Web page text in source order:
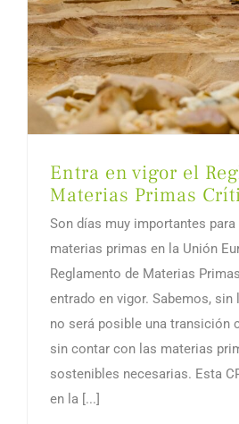
Entra en vigor el
Materias Primas
Son días muy importantes
materias primas en la Unión
Reglamento de Materias
entrado en vigor. Sabemos, sin
no será posible una transición
sin contar con las materias
sostenibles necesarias. Esta
en la [...]